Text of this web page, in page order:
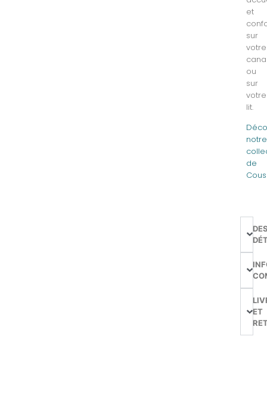
et
sur
votre
ou
sur
votre
lit.
notre
de
ET